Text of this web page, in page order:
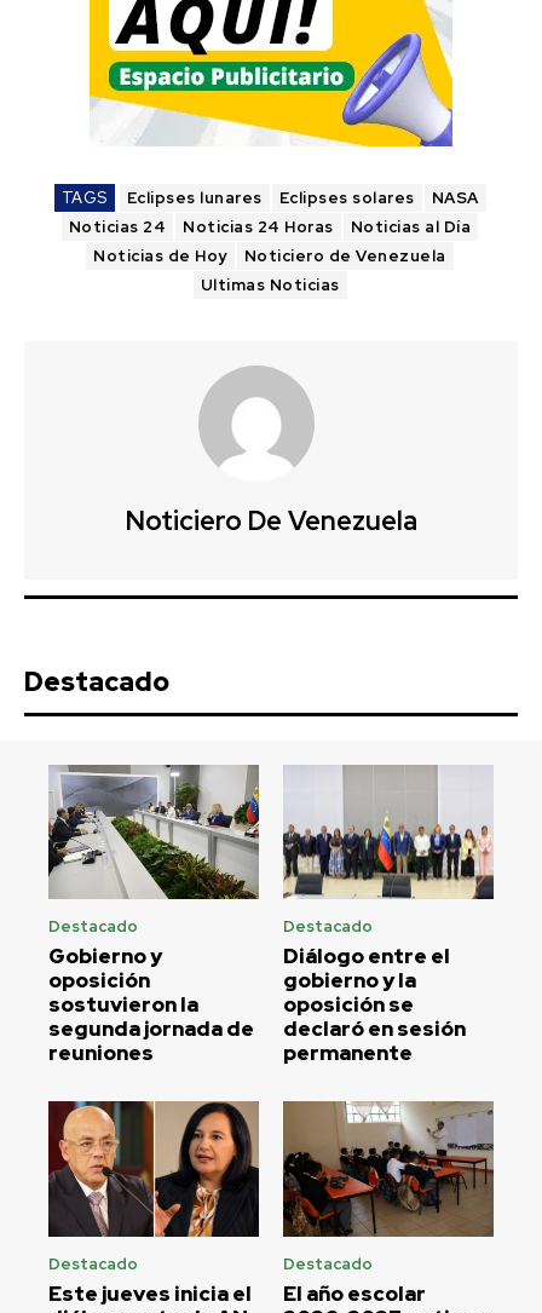
TAGS Eclipses lunares Eclipses solares
NASA
Noticias 24
Noticias 24 Horas
Noticias al Día
Noticias de Hoy
Noticiero de Venezuela
Ultimas Noticias
Noticiero De Venezuela
Destacado
Destacado
Gobierno y
oposición
sostuvieron la
segunda jornada de
reuniones
Destacado
Diálogo entre el
gobierno y la
oposición se
declaró en sesión
permanente
Destacado
Este jueves inicia el
Destacado
El año escolar